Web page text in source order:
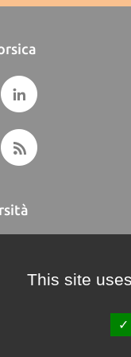
This site